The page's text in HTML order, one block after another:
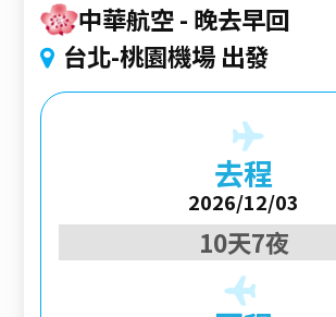
中華航空 晚去早回
台北-桃園機場 出發
去程
2026/12/03
10天7夜